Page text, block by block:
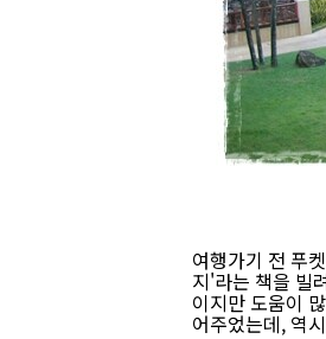
여행가기 전 푸
지'라는 책을 빌
이지만 도움이
어주었는데, 역